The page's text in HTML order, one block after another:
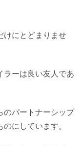
けにとどまりませ
ラーは良い友人であ
のパートナーシップ
にしています。